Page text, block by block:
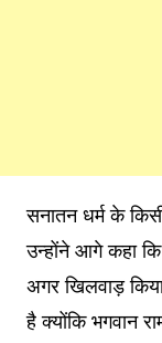
सनातन धर्म के
उन्होंने आगे कहा
अगर खिलवाड़
है क्योंकि भगवान